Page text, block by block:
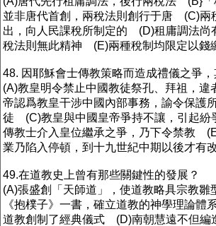
並非唐代首創，兩稅法則創行于唐 (C)兩
出，向人民課稅所制定的 (D)租庸調法尚
稅法則無此精神 (E)兩種稅制均限定以錢
48. 因耶穌會士傳教策略而造成禮儀之爭，
(A)教皇明令禁止中國教徒祭孔、拜祖，
帝認爲教皇干涉中國內部事務，諭令保護
徒 (C)教皇與中國皇帝爭持不讓，引起
傳教士介入皇位繼承之爭，乃下令禁教
業乃陷入停頓，到十九世紀中期以後才有改
49.在道教史上曾有那些關鍵性的發展？
(A)張盛創「天師道」，使道教略具宗教
《抱樸子》一書，確立道教的神學理論
道教創制了經典儀式 (D)南朝慧遠不但編